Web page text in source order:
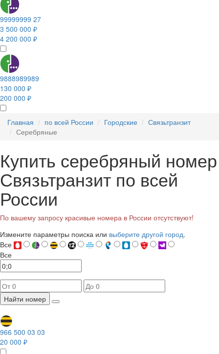
99999999 27
3 500 000 ₽
4 200 000 ₽
9888989989
130 000 ₽
200 000 ₽
Главная по всей России Городские
Связьтранзит
Серебряные
Купить серебряный номер
Связьтранзит по всей
России
По вашему запросу красивые номера в России отсутствуют!
Измените параметры поиска или выберите другой город.
Все
Все
Найти номер
966 500 03 03
20 000 ₽